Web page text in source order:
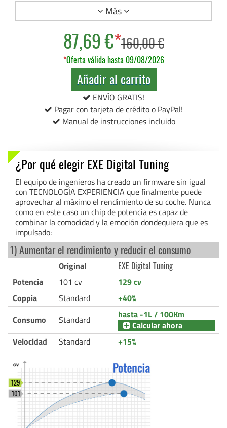
Más
87,69 €*160,00 €
*Oferta válida hasta 09/08/2026
Añadir al carrito
ENVÍO GRATIS!
Pagar con tarjeta de crédito o PayPal!
Manual de instrucciones incluido
¿Por qué elegir EXE Digital Tuning
El equipo de ingenieros ha creado un firmware sin igual
con TECNOLOGÍA EXPERIENCIA que finalmente puede
aprovechar al máximo el rendimiento de su coche. Nunca
como en este caso un chip de potencia es capaz de
combinar la comodidad y la emoción dondequiera que es
impulsado:
1) Aumentar el rendimiento y reducir el consumo
Original
EXE Digital Tuning
Potencia
101 cv
129 cv
Coppia
Standard
+40%
Consumo
Standard
hasta -1L / 100Km
Calcular ahora
Velocidad
Standard +15%
101
129